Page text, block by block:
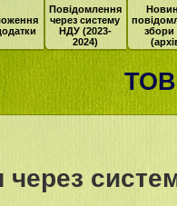
Повідомлення
через систему
НДУ (2023-
2024)
збори